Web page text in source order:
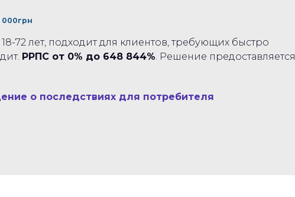
000грн
, 18-72 лет, подходит для клиентов, требующих быстро
РРПС от 0% до 648 844% . Решение предоставляется
о последствиях для потребителя